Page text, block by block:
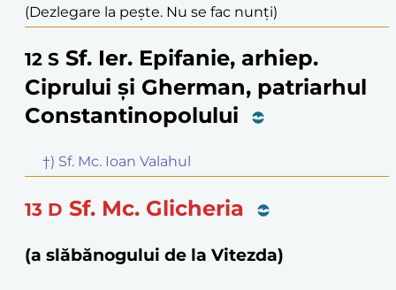
(Dezlegare la pește. Nu se fac nunți)
12 S Sf. Ier. Epifanie, arhiep.
Ciprului și Gherman, patriarhul
Constantinopolului
†) Sf. Mc. Ioan Valahul
13 D Sf. Mc. Glicheria
(a slăbănogului de la Vitezda)